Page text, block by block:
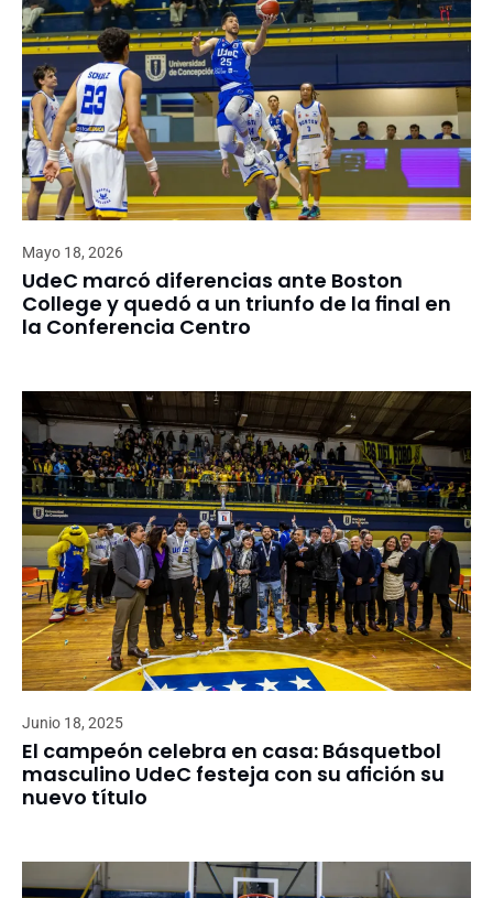
Mayo 18, 2026
UdeC marcó diferencias ante Boston
College y quedó a un triunfo de la final en
la Conferencia Centro
Junio 18, 2025
El campeón celebra en casa: Básquetbol
masculino UdeC festeja con su afición su
nuevo título